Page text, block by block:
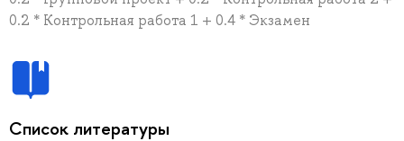
0.2 * Контрольная работа 1 + 0.4 * Экзамен
Список литературы